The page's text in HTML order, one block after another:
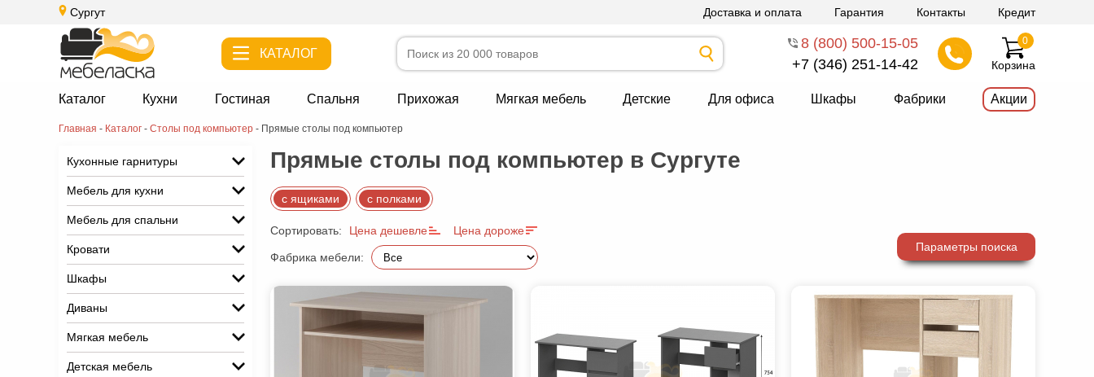
Сургут Доставка и оплата Гарантия Контакты Кредит
КАТАЛОГ
8 (800) 500-15-05
+7 (346) 251-14-42
Корзина
0
Каталог Кухни Гостиная Спальня Прихожая Мягкая мебель Детские Для офиса Шкафы Фабрики Акции
Главная - Каталог - Столы под компьютер - Прямые столы под компьютер
Кухонные гарнитуры
Мебель для кухни
Мебель для спальни
Кровати
Шкафы
Диваны
Мягкая мебель
Детская мебель
Прямые столы под компьютер в Сургуте
с ящиками с полками
Сортировать: Цена дешевле Цена дороже
Фабрика мебели:
Параметры поиска